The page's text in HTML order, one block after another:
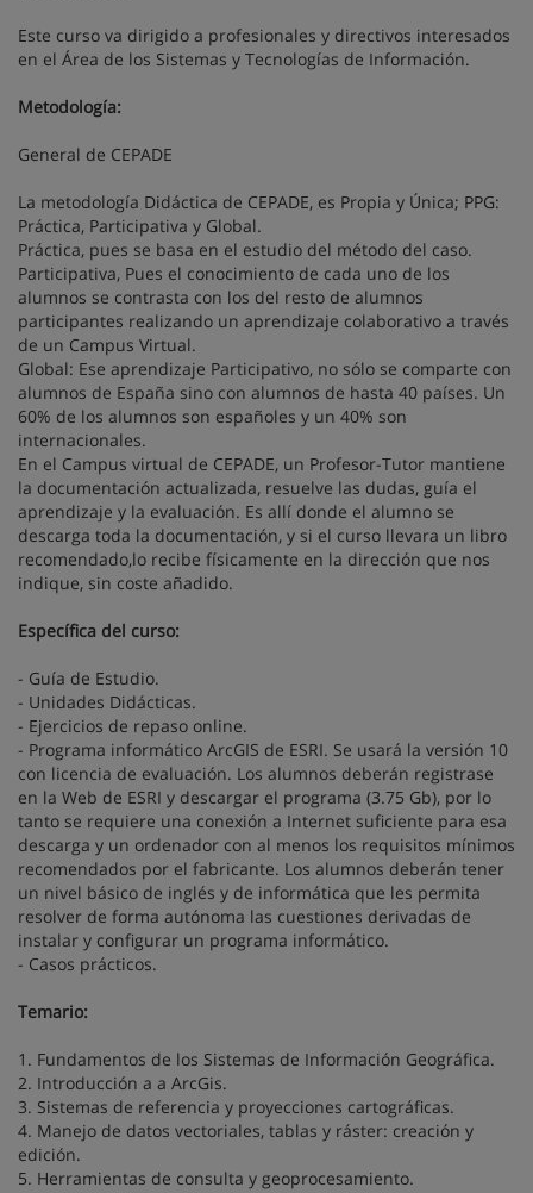
Este curso va dirigido a profesionales y directivos interesados
en el Área de los Sistemas y Tecnologías de Información.
Metodología:
General de CEPADE
La metodología Didáctica de CEPADE, es Propia y Única; PPG:
Práctica, Participativa y Global.
Práctica, pues se basa en el estudio del método del caso.
Participativa, Pues el conocimiento de cada uno de los
alumnos se contrasta con los del resto de alumnos
participantes realizando un aprendizaje colaborativo a través
de un Campus Virtual.
Global: Ese aprendizaje Participativo, no sólo se comparte con
alumnos de España sino con alumnos de hasta 40 países. Un
60% de los alumnos son españoles y un 40% son
internacionales.
En el Campus virtual de CEPADE, un Profesor-Tutor mantiene
la documentación actualizada, resuelve las dudas, guía el
aprendizaje y la evaluación. Es allí donde el alumno se
descarga toda la documentación, y si el curso llevara un libro
recomendado,lo recibe físicamente en la dirección que nos
indique, sin coste añadido.
Específica del curso:
- Guía de Estudio.
- Unidades Didácticas.
- Ejercicios de repaso online.
- Programa informático ArcGIS de ESRI. Se usará la versión 10
con licencia de evaluación. Los alumnos deberán registrase
en la Web de ESRI y descargar el programa (3.75 Gb), por lo
tanto se requiere una conexión a Internet suficiente para esa
descarga y un ordenador con al menos los requisitos mínimos
recomendados por el fabricante. Los alumnos deberán tener
un nivel básico de inglés y de informática que les permita
resolver de forma autónoma las cuestiones derivadas de
instalar y configurar un programa informático.
- Casos prácticos.
Temario:
1. Fundamentos de los Sistemas de Información Geográfica.
2. Introducción a a ArcGis.
3. Sistemas de referencia y proyecciones cartográficas.
4. Manejo de datos vectoriales, tablas y ráster: creación y
edición.
5. Herramientas de consulta y geoprocesamiento.